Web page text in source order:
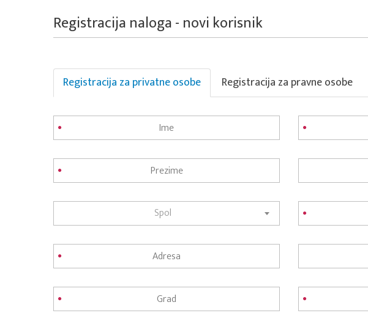
Registracija naloga - novi korisnik
Registracija za privatne osobe Registracija za pravne osobe
Spol